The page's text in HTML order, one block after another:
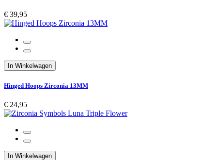
€ 39,95
In Winkelwagen
Hinged Hoops Zirconia 13MM
€ 24,95
In Winkelwagen